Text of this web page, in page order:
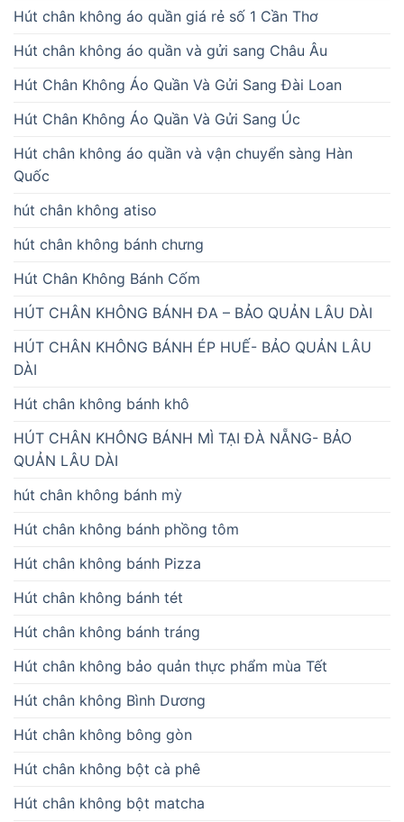
Hút chân không áo quần giá rẻ số 1 Cần Thơ
Hút chân không áo quần và gửi sang Châu Âu
Hút Chân Không Áo Quần Và Gửi Sang Đài Loan
Hút Chân Không Áo Quần Và Gửi Sang Úc
Hút chân không áo quần và vận chuyển sàng Hàn
Quốc
hút chân không atiso
hút chân không bánh chưng
Hút Chân Không Bánh Cốm
HÚT CHÂN KHÔNG BÁNH ĐA – BẢO QUẢN LÂU DÀI
HÚT CHÂN KHÔNG BÁNH ÉP HUẾ- BẢO QUẢN LÂU
DÀI
Hút chân không bánh khô
HÚT CHÂN KHÔNG BÁNH MÌ TẠI ĐÀ NẴNG- BẢO
QUẢN LÂU DÀI
hút chân không bánh mỳ
Hút chân không bánh phồng tôm
Hút chân không bánh Pizza
Hút chân không bánh tét
Hút chân không bánh tráng
Hút chân không bảo quản thực phẩm mùa Tết
Hút chân không Bình Dương
Hút chân không bông gòn
Hút chân không bột cà phê
Hút chân không bột matcha